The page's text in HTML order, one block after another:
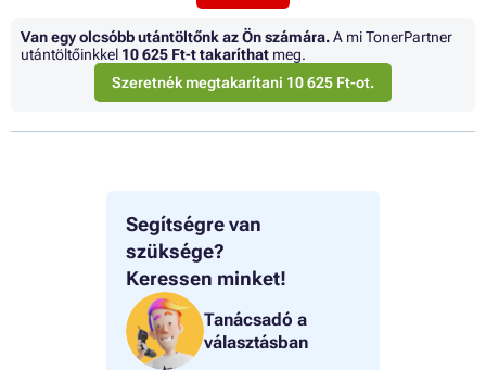
Segítségre van
szüksége?
Keressen minket!
Tanácsadó a
választásban
Van egy olcsóbb utántöltőnk az Ön számára.A mi TonerPartner
utántöltőinkkel 10 625 Ft-t takaríthat meg.
Szeretnék megtakarítani 10 625 Ft-ot.